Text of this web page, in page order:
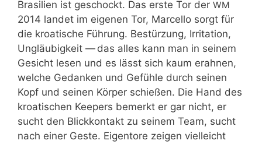
Bra­si­li­en ist geschockt. Das ers­te Tor der WM
2014 lan­det im eige­nen Tor, Mar­cel­lo sorgt für
die kroa­ti­sche Füh­rung. Bestür­zung, Irri­ta­ti­on,
Ungläu­big­keit — das alles kann man in sei­nem
Gesicht lesen und es lässt sich kaum erah­nen,
wel­che Gedan­ken und Gefüh­le durch sei­nen
Kopf und sei­nen Kör­per schie­ßen. Die Hand des
kroa­ti­schen Kee­pers bemerkt er gar nicht, er
sucht den Blick­kon­takt zu sei­nem Team, sucht
nach einer Ges­te. Eigen­to­re zei­gen viel­leicht